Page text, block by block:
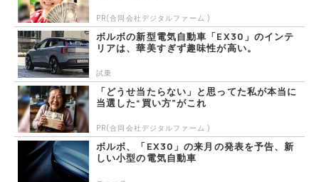
PR(合同会社デジタルファーム )
ボルボの新型電気自動車「EX30」のインテ
リアは、華美すぎず趣味性が高い。
試乗
「どうせ当たらない」と思ってた私が本当に
当選した“買い方”がこれ
PR(合同会社デジタルファーム )
ボルボ、「EX30」の来月の発表を予告、新
しい小型の電気自動車